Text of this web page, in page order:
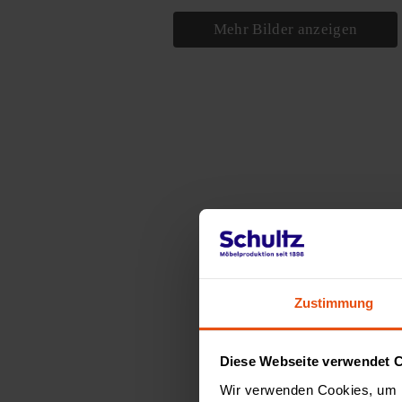
Zustimmung
Diese Webseite verwendet
Wir verwenden Cookies,
Mehr Bilder anzeigen